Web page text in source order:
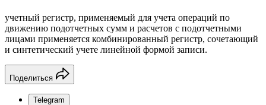
учетный регистр, применяемый для учета операций по
движению подотчетных сумм и расчетов с подотчетными
лицами применяется комбинированный регистр, сочетающий
и синтетический учете линейной формой записи.
Поделиться
Telegram